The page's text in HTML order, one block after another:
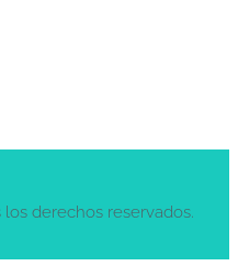
derechos reservados.